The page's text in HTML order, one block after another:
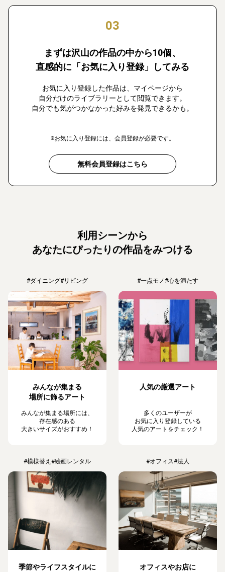
03
まずは沢山の作品の中から10個、
直感的に「お気に入り登録」してみる
お気に入り登録した作品は、マイページから
自分だけのライブラリーとして閲覧できます。
自分でも気がつかなかった好みを発見できるかも。
※お気に入り登録には、会員登録が必要です。
無料会員登録はこちら
利用シーンから
あなたにぴったりの作品をみつける
#ダイニング#リビング
みんなが集まる
場所に飾るアート
みんなが集まる場所には、
存在感のある
大きいサイズがおすすめ！
#一点モノ#心を満たす
人気の厳選アート
多くのユーザーが
お気に入り登録している
人気のアートをチェック！
#模様替え #絵画レンタル
季節やライフスタイルに
#オフィス#法人
オフィスやお店に